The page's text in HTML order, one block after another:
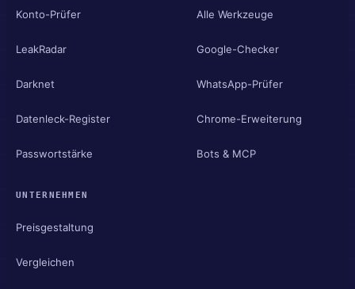
Konto-Prüfer
LeakRadar
Darknet
Datenleck-Register
Passwortstärke
Alle Werkzeuge
Google-Checker
WhatsApp-Prüfer
Chrome-Erweiterung
Bots & MCP
UNTERNEHMEN
Preisgestaltung
Vergleichen